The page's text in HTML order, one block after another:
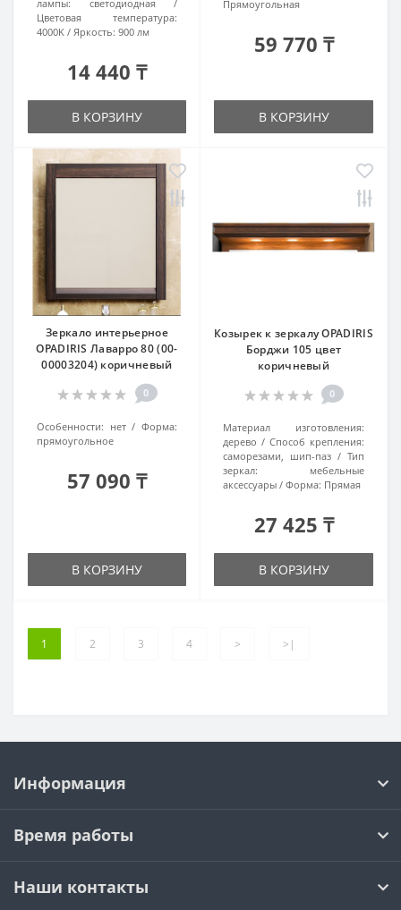
лампы:
светодиодная
Цветовая температура:
4000K
Яркость: 900 лм
14 440 ₸
В КОРЗИНУ
Прямоугольная
59 770 ₸
В КОРЗИНУ
Зеркало интерьерное
OPADIRIS Лаварро 80 (00-
00003204) коричневый
0
Особенности: нет
Форма:
прямоугольное
57 090 ₸
В КОРЗИНУ
Козырек к зеркалу OPADIRIS
Борджи 105 цвет
коричневый
0
Материал изготовления:
дерево
Способ крепления:
саморезами, шип-паз
Тип
зеркал:
мебельные
аксессуары
Форма: Прямая
27 425 ₸
В КОРЗИНУ
1 2 3 4 > >|
Информация
Время работы
Наши контакты